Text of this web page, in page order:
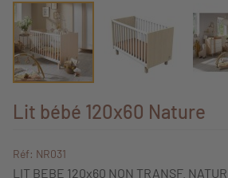
Lit bébé 120x60 Nature
Réf: NR031
LIT BEBE 120x60 NON TRANSF.